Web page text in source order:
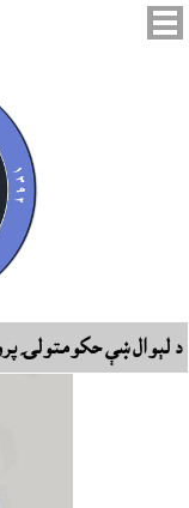
د لېوال ښې حکومتولۍ